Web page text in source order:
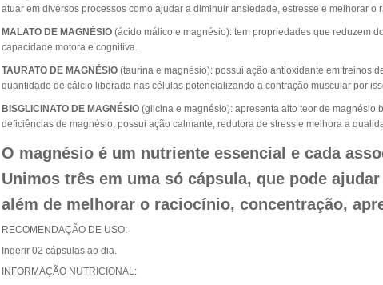
atuar em diversos processos como ajudar a diminuir ansiedade, estresse e melhorar
MALATO DE MAGNÉSIO (ácido málico e magnésio): tem propriedades que reduzem
capacidade motora e cognitiva.
TAURATO DE MAGNÉSIO (taurina e magnésio): possui ação antioxidante em treinos
quantidade de cálcio liberada nas células potencializando a contração muscular por
BISGLICINATO DE MAGNÉSIO (glicina e magnésio): apresenta alto teor de
deficiências de magnésio, possui ação calmante, redutora de stress e melhora a
O magnésio é um nutriente essencial e cada
Unimos três em uma só cápsula, que pode
além de melhorar o raciocínio, concentração,
RECOMENDAÇÃO DE USO:
Ingerir 02 cápsulas ao dia.
INFORMAÇÃO NUTRICIONAL: